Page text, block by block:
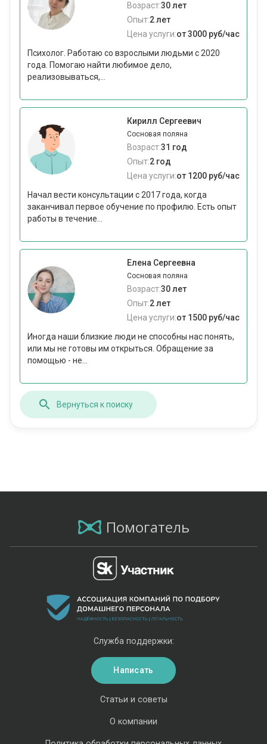
Возраст:30 лет
Опыт:2 лет
Цена услуги:от 3000 руб/час
Психолог. Работаю со взрослыми людьми с 2020
года. Помогаю найти любимое дело,
реализовываться,...
Кирилл Сергеевич
Сосновая поляна
Возраст:31 год
Опыт:2 год
Цена услуги:от 1200 руб/час
Начал вести консультации с 2017 года, когда
заканчивал первое обучение по профилю. Есть опыт
работы в течение...
Елена Сергеевна
Сосновая поляна
Возраст:30 лет
Опыт:2 лет
Цена услуги:от 1500 руб/час
Иногда наши близкие люди не способны нас понять,
или мы не готовы им открыться. Обращение за
помощью - не...
Вернуться к поиску
Помогатель
Статьи и советы
О компании
Служба поддержки:
Написать